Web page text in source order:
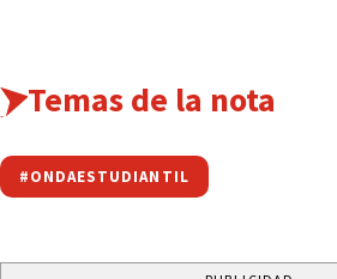
Temas de la nota
#ONDAESTUDIANTIL